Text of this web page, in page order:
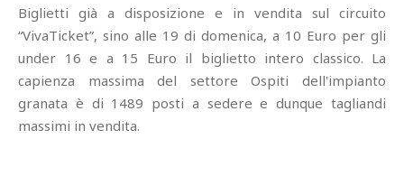
Biglietti già a disposizione e in vendita sul circuito
“VivaTicket”, sino alle 19 di domenica, a 10 Euro per gli
under 16 e a 15 Euro il biglietto intero classico. La
capienza massima del settore Ospiti dell'impianto
granata è di 1489 posti a sedere e dunque tagliandi
massimi in vendita.